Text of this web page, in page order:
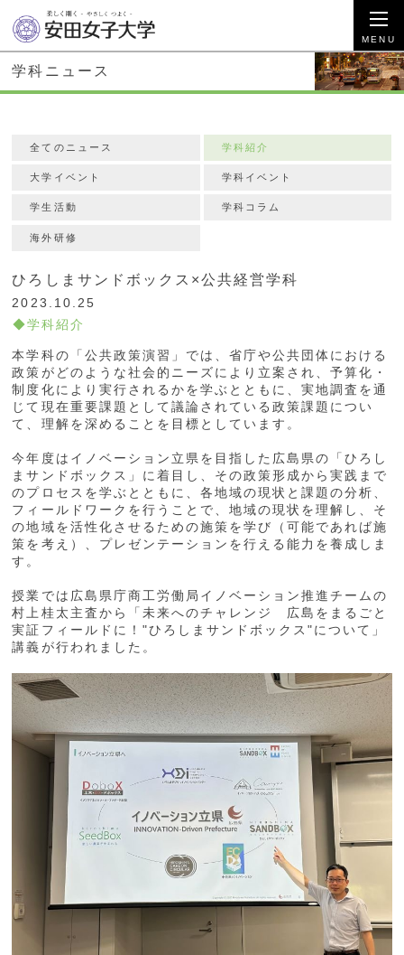
学科ニュース
全てのニュース 学科紹介
大学イベント 学科イベント
学生活動 学科コラム
海外研修
ひろしまサンドボックス×公共経営学科
2023.10.25
学科紹介
本学科の「公共政策演習」では、省庁や公共団体における
政策がどのような社会的ニーズにより立案され、予算化・
制度化により実行されるかを学ぶとともに、実地調査を通
じて現在重要課題として議論されている政策課題につい
て、理解を深めることを目標としています。
今年度はイノベーション立県を目指した広島県の「ひろし
まサンドボックス」に着目し、その政策形成から実践まで
のプロセスを学ぶとともに、各地域の現状と課題の分析、
フィールドワークを行うことで、地域の現状を理解し、そ
の地域を活性化させるための施策を学び（可能であれば施
策を考え）、プレゼンテーションを行える能力を養成しま
す。
授業では広島県庁商工労働局イノベーション推進チームの
村上桂太主査から「未来へのチャレンジ 広島をまるごと
実証フィールドに！"ひろしまサンドボックス"について」
講義が行われました。